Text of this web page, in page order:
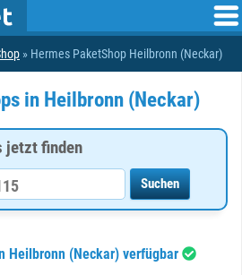
» Hermes PaketShop Heilbronn (Neckar)
in Heilbronn (Neckar)
jetzt finden
Heilbronn (Neckar) verfügbar